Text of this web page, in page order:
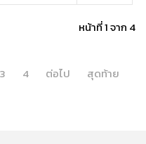
หน้าที่ 1 จาก 4
3 4 ต่อไป สุดท้าย